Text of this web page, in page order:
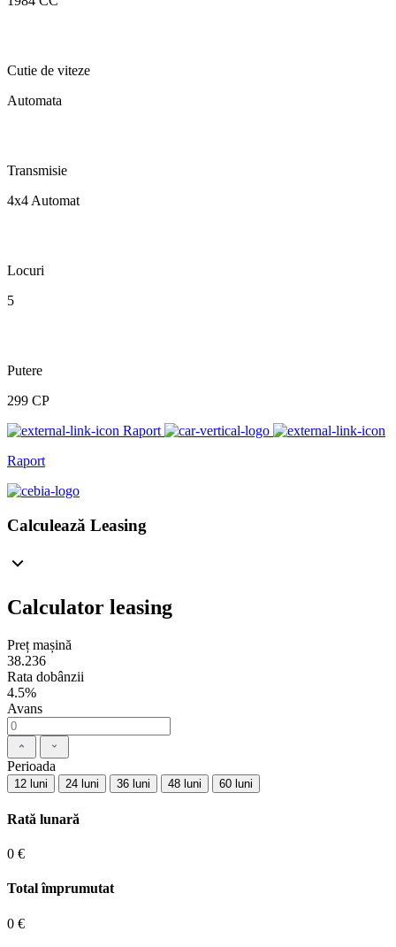
Cutie de viteze
Automata
Transmisie
4x4 Automat
Locuri
5
Putere
299 CP
Raport
Raport
Calculează Leasing
Calculator leasing
Preț mașină
38.236
Rata dobânzii
4.5%
Avans
Perioada
12 luni 24 luni 36 luni 48 luni 60 luni
Rată lunară
0 €
Total împrumutat
0 €